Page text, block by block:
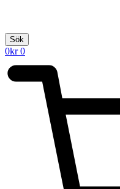
Sök
0kr 0